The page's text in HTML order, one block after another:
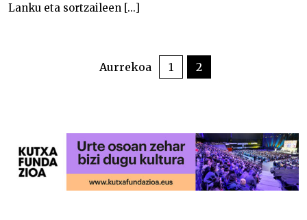
Lanku eta sortzaileen [...]
Aurrekoa 1 2